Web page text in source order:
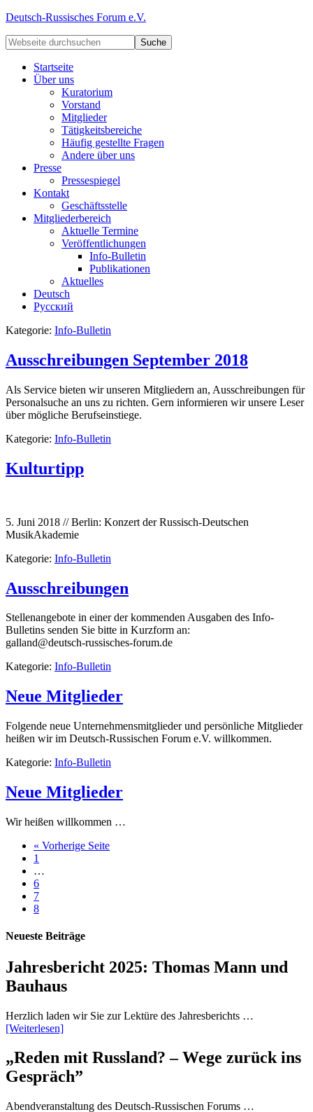
Deutsch-Russisches Forum e.V.
Startseite
Über uns
Kuratorium
Vorstand
Mitglieder
Tätigkeitsbereiche
Häufig gestellte Fragen
Andere über uns
Presse
Pressespiegel
Kontakt
Geschäftsstelle
Mitgliederbereich
Aktuelle Termine
Veröffentlichungen
Info-Bulletin
Publikationen
Aktuelles
Deutsch
Русский
Kategorie: Info-Bulletin
Ausschreibungen September 2018
Als Service bieten wir unseren Mitgliedern an, Ausschreibungen für
Personalsuche an uns zu richten. Gern informieren wir unsere Leser
über mögliche Berufseinstiege.
Kategorie: Info-Bulletin
Kulturtipp
5. Juni 2018 // Berlin: Konzert der Russisch-Deutschen
MusikAkademie
Kategorie: Info-Bulletin
Ausschreibungen
Stellenangebote in einer der kommenden Ausgaben des Info-
Bulletins senden Sie bitte in Kurzform an:
galland@deutsch-russisches-forum.de
Kategorie: Info-Bulletin
Neue Mitglieder
Folgende neue Unternehmensmitglieder und persönliche Mitglieder
heißen wir im Deutsch-Russischen Forum e.V. willkommen.
Kategorie: Info-Bulletin
Neue Mitglieder
Wir heißen willkommen …
« Vorherige Seite
1
…
6
7
8
Neueste Beiträge
Jahresbericht 2025: Thomas Mann und
Bauhaus
Herzlich laden wir Sie zur Lektüre des Jahresberichts …
[Weiterlesen]
„Reden mit Russland? – Wege zurück ins
Gespräch”
Abendveranstaltung des Deutsch-Russischen Forums …